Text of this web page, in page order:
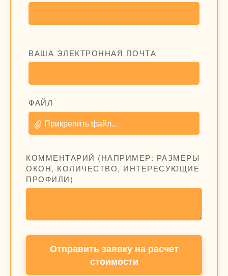
ВАША ЭЛЕКТРОННАЯ ПОЧТА
ФАЙЛ
Прикрепить файл...
КОММЕНТАРИЙ (НАПРИМЕР: РАЗМЕРЫ
ОКОН, КОЛИЧЕСТВО, ИНТЕРЕСУЮЩИЕ
ПРОФИЛИ)
Отправить заявку на расчет
стоимости